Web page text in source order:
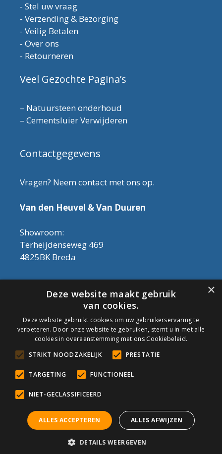
- Stel uw vraag
- Verzending & Bezorging
- Veilig Betalen
- Over ons
- Retourneren
Veel Gezochte Pagina’s
– Natuursteen onderhoud
– Cementsluier Verwijderen
Contactgegevens
Vragen? Neem contact met ons op.
Van den Heuvel & Van Duuren
Showroom:
Terheijdenseweg 469
4825BK Breda
Let op! Onderhoudsproducten zijn nu af te
halen in de showroom. Er kan alleen met
contant geld betaald worden, dus geen pin.
Tel: 076-3030554
Email: info@onderhoudshop.nl
KVK: 59667419
Algemene Voorwaarden
Copyright © 2019 Onderhoud Shop
© Onderhoudshop.nl - Onderdeel van: Van den Heuvel & Van
Duuren
×
Deze website maakt gebruik
van cookies.
Deze website gebruikt cookies om uw gebruikerservaring te
verbeteren. Door onze website te gebruiken, stemt u in met alle
cookies in overeenstemming met ons Cookiebeleid.
STRIKT NOODZAKELIJK
PRESTATIE
TARGETING FUNCTIONEEL
NIET-GECLASSIFICEERD
ALLES ACCEPTEREN ALLES AFWIJZEN
DETAILS WEERGEVEN